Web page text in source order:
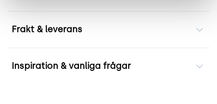
Frakt & leverans
Inspiration & vanliga frågar